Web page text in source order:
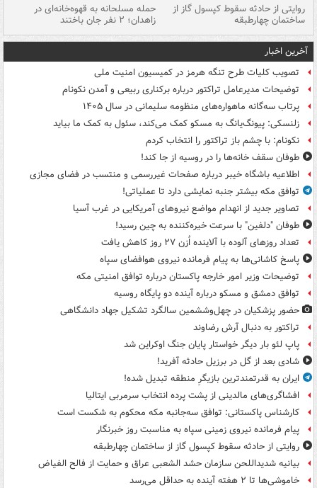
روایتی از حادثه سقوط کپسول گاز از
ساختمان چهارطبقه
حمله مسلحانه به قهوه‌خانه‌ای در
زاهدان؛ ۲ نفر جان باختند
آخرین اخبار
تصویب کلیات طرح تنگه هرمز در کمیسیون امنیت ملی
توضیحات مدیرعامل تراکتور درباره برکناری ربیعی و آمدن نکونام
پرتاب سه‌گانه ماهواره‌های منظومه سلیمانی در سال ۱۴۰۵
زلنسکی: پیونگ‌یانگ به مسکو کمک می‌کند، سئول به کمک ما بیاید
نکونام: با چشم باز تراکتور را انتخاب کردم
طوفان سقف خانه‌ها را در روسیه از جا ‌کند!
اطلاعیه باشگاه خیبر درباره صفحات غیررسمی و منتسب در فضای مجازی
توافق مکه بیشتر جنبه نمایشی دارد تا عملیاتی!
تصاویر جدید از انهدام مواضع نیروهای آمریکایی در غرب آسیا
طوفان "دلفین" با سرعت خیره‌کننده به چین رسید!
تعداد روزهای آلوده با آلاینده اُزن ۲۷ روز کاهش یافت
پاسخ کاشانی‌ها به پیام فرمانده نیروی هوافضای سپاه
توضیحات وزیر امور خارجه پاکستان درباره توافق امنیتی مکه
توافق دمشق و مسکو درباره آینده دو پایگاه روسیه
حضور پزشکیان در چهل‌وششمین سالگرد تشکیل جهاد دانشگاهی
تراکتور به دنبال آرش رضاوند
پاپ لئو بار دیگر خواستار پایان جنگ اوکراین شد
شادی بعد از گل در برزیل حادثه آفرید!
ایران به قدرتمندترین بازیگرِ منطقه تبدیل شده!
افشاگری‌های مالدینی از پشت پرده انتخاب سرمربی ایتالیا
کارشناس پاکستانی: توافق سه‌جانبه مکه محکوم به شکست است
پیام فرمانده نیروی زمینی سپاه به مناسبت روز خبرنگار
روایتی از حادثه سقوط کپسول گاز از ساختمان چهارطبقه
بیانیه شدیداللحن سازمان حشد الشعبی عراق و حمایت از فالح الفیاض
خاموشی‌ها تا ۲ هفته آینده به حداقل می‌رسد